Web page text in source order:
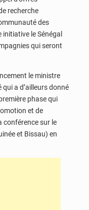
recherche
des
le Sénégal
qui seront
le ministre
qui a d’ailleurs donné
phase qui
et de
conférence sur le
et Bissau) en